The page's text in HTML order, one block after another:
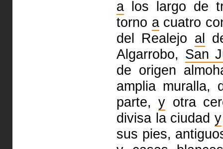
a los largo de
torno acuatro
del Realejo al
Algarrobo, San
de origen
amplia muralla,
parte,y otra
divisa la ciudad y
sus pies,